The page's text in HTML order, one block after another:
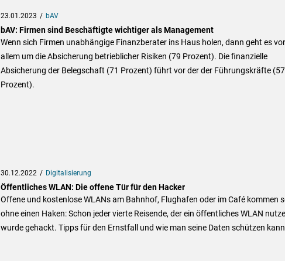
23.01.2023 bAV
bAV: Firmen sind Beschäftigte wichtiger als Management
Wenn sich Firmen unabhängige Finanzberater ins Haus holen, dann geht es vor
allem um die Absicherung betrieblicher Risiken (79 Prozent). Die finanzielle
Absicherung der Belegschaft (71 Prozent) führt vor der der Führungskräfte (57
Prozent).
30.12.2022 Digitalisierung
Öffentliches WLAN: Die offene Tür für den Hacker
Offene und kostenlose WLANs am Bahnhof, Flughafen oder im Café kommen
ohne einen Haken: Schon jeder vierte Reisende, der ein öffentliches WLAN
wurde gehackt. Tipps für den Ernstfall und wie man seine Daten schützen